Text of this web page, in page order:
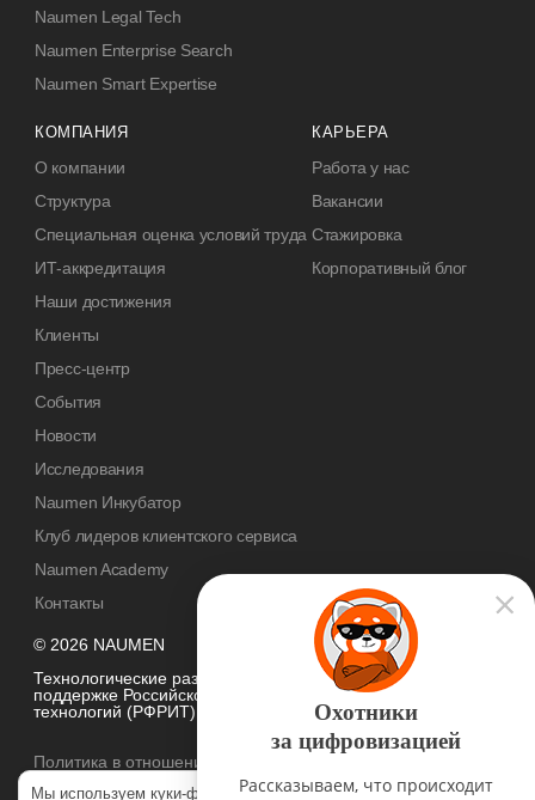
© 2026 NAUMEN
Технологические разработки осуществляются при грантовой
поддержке Российского фонда развития информационных
технологий (РФРИТ)
Политика в отношении
обработки персональных данных
Naumen Legal Tech
Naumen Enterprise Search
Naumen Smart Expertise
КОМПАНИЯ
О компании
Структура
Специальная оценка условий труда
ИТ-аккредитация
Наши достижения
Клиенты
Пресс-центр
События
Новости
Исследования
Naumen Инкубатор
Клуб лидеров клиентского сервиса
Naumen Academy
Контакты
КАРЬЕРА
Работа у нас
Вакансии
Стажировка
Корпоративный блог
Мы используем куки-файлы, чтобы наш сайт был
Охотники
за цифровизацией
Рассказываем, что происходит